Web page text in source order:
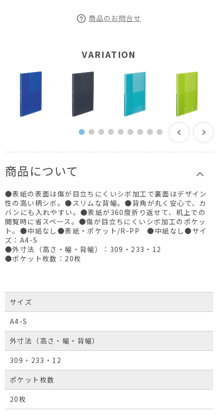
商品のお問合せ
VARIATION
商品について
●表紙の表面は傷が目立ちにくいシボ加工で裏面はデザイン
性の高い柄シボ。●スリムな背幅。●背角が丸く安心で、カ
バンにも入れやすい。●表紙が360度折り返せて、机上での
閲覧時に省スペース。●傷が目立ちにくいシボ加工のポケッ
ト。●中紙なし●表紙・ポケット/R-PP ●中紙なし●サイ
ズ：A4-S
●外寸法（高さ・幅・背幅）：309・233・12
●ポケット枚数：20枚
サイズ
A4-S
外寸法（高さ・幅・背幅）
309・233・12
ポケット枚数
20枚